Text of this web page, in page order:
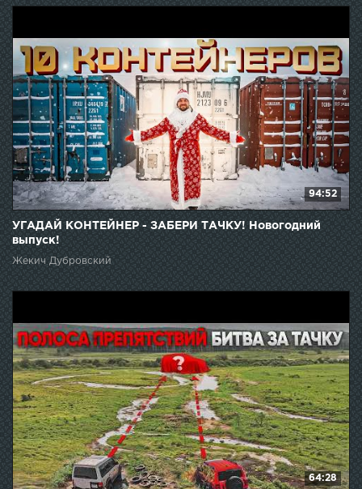
94:52
УГАДАЙ КОНТЕЙНЕР - ЗАБЕРИ ТАЧКУ! Новогодний
выпуск!
Жекич Дубровский
64:28